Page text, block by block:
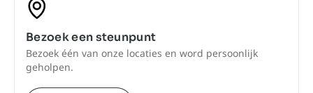
Bezoek een steunpunt
Bezoek één van onze locaties en word persoonlijk
geholpen.